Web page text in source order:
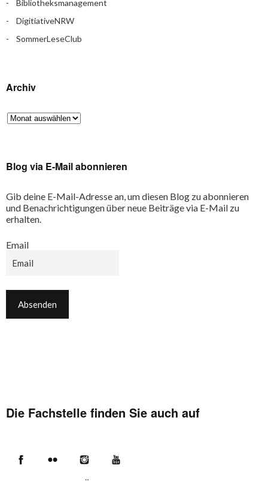
Bibliotheksmanagement
DigitiativeNRW
SommerLeseClub
Archiv
Blog via E-Mail abonnieren
Gib deine E-Mail-Adresse an, um diesen Blog zu abonnieren
und Benachrichtigungen über neue Beiträge via E-Mail zu
erhalten.
Email
Die Fachstelle finden Sie auch auf